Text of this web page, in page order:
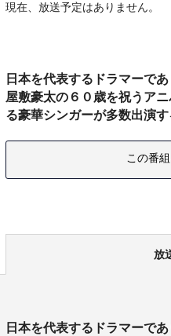
現在、放送予定はありません。
日本を代表するドラマーで
屋敷豪太の６０歳を祝うア
る豪華シンガーが多数出演
この番
放
日本を代表するドラマーで